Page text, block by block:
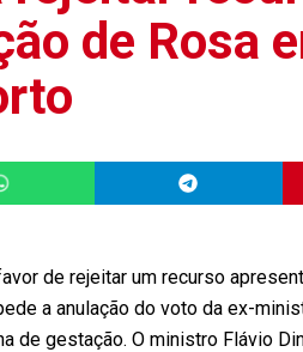
de Rosa
de rejeitar um recurso
a anulação do voto da ex-
de gestação. O ministro Flávio